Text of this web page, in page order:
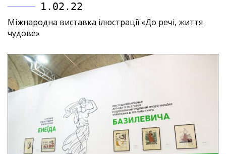
1.02.22
Міжнародна виставка ілюстрації «До речі, життя
чудове»